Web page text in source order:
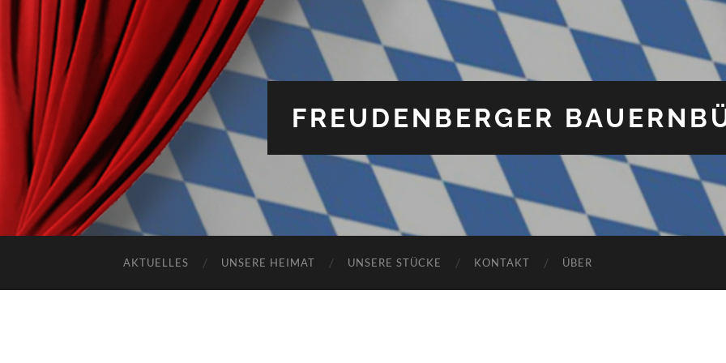
FREUDENBERGER
AKTUELLES UNSERE HEIMAT UNSERE STÜCKE KONTAKT ÜBER